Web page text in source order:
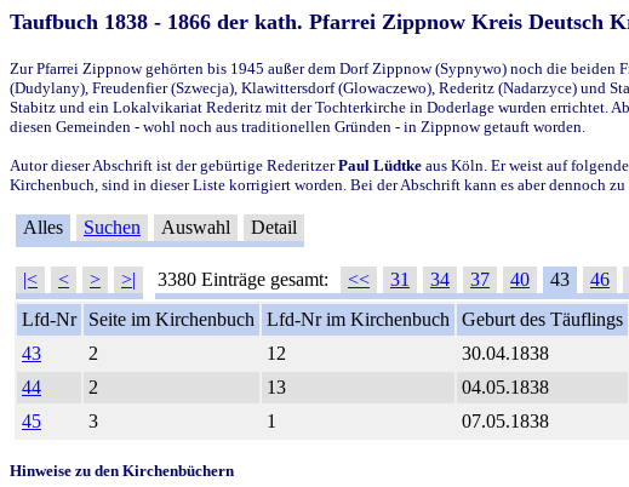
Taufbuch 1838 - 1866 der kath. Pfarrei Zippnow Kreis Deutsch
Zur Pfarrei Zippnow gehörten bis 1945 außer dem Dorf Zippnow (Sypnywo) noch die
(Dudylany), Freudenfier (Szwecja), Klawittersdorf (Glowaczewo), Rederitz (Nadarzyce) und
Stabitz und ein Lokalvikariat Rederitz mit der Tochterkirche in Doderlage wurden errichtet.
diesen Gemeinden - wohl noch aus traditionellen Gründen - in Zippnow getauft worden.
Autor dieser Abschrift ist der gebürtige RederitzerPaul Lüdtke aus Köln. Er weist auf
Kirchenbuch, sind in dieser Liste korrigiert worden. Bei der Abschrift kann es aber dennoch
Alles Suchen Auswahl Detail
|< < > >| 3380 Einträge gesamt: << 31 34 37 40 43 46
Lfd-Nr
Seite im Kirchenbuch Lfd-Nr im Kirchenbuch Geburt des Täuflings
43
2 12 30.04.1838
44
2 13 04.05.1838
45
3 1 07.05.1838
Hinweise zu den Kirchenbüchern